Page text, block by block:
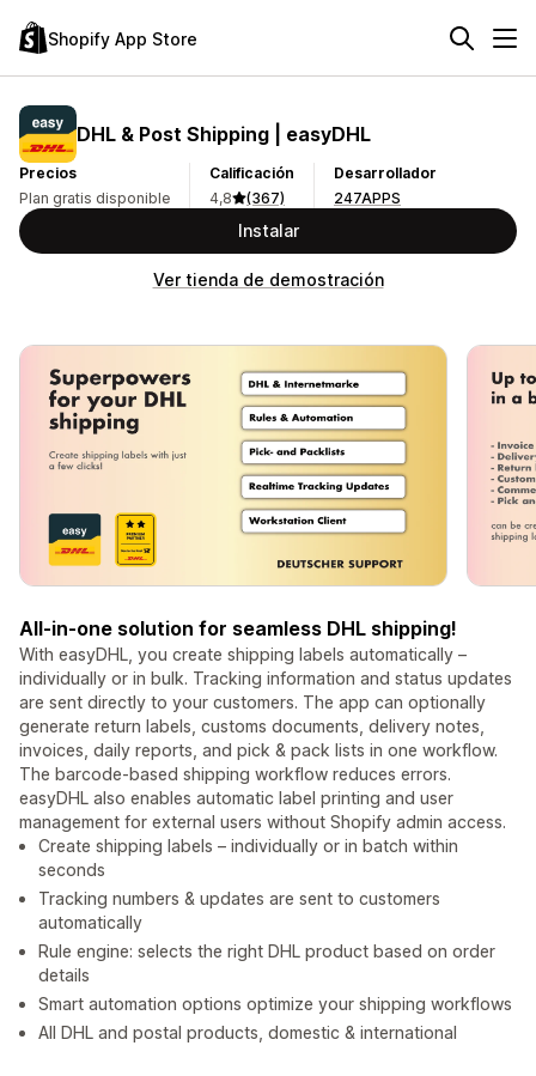
Shopify App Store
DHL & Post Shipping | easyDHL
Precios
Plan gratis disponible
Calificación
4,8
(367)
Desarrollador
247APPS
Instalar
Ver tienda de demostración
All-in-one solution for seamless DHL shipping!
With easyDHL, you create shipping labels automatically –
individually or in bulk. Tracking information and status updates
are sent directly to your customers. The app can optionally
generate return labels, customs documents, delivery notes,
invoices, daily reports, and pick & pack lists in one workflow.
The barcode-based shipping workflow reduces errors.
easyDHL also enables automatic label printing and user
management for external users without Shopify admin access.
Create shipping labels – individually or in batch within
seconds
Tracking numbers & updates are sent to customers
automatically
Rule engine: selects the right DHL product based on order
details
Smart automation options optimize your shipping workflows
All DHL and postal products, domestic & international